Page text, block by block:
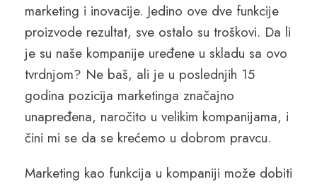
marketing i inovacije. Jedino ove dve funkcije
proizvode rezultat, sve ostalo su troškovi. Da li
je su naše kompanije uređene u skladu sa ovo
tvrdnjom? Ne baš, ali je u poslednjih 15
godina pozicija marketinga značajno
unapređena, naročito u velikim kompanijama, i
čini mi se da se krećemo u dobrom pravcu.
Marketing kao funkcija u kompaniji može dobiti